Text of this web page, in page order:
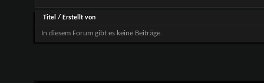
Titel / Erstellt von
In diesem Forum gibt es keine Beiträge.